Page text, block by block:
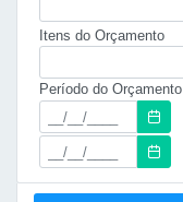
Itens do Orçamento
Período do Orçamento